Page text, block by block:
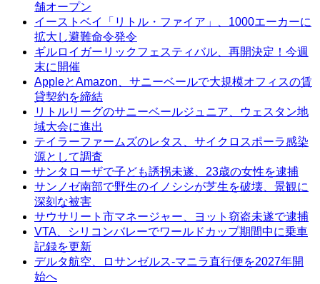
舗オープン
イーストベイ「リトル・ファイア」、1000エーカーに
拡大し避難命令発令
ギルロイガーリックフェスティバル、再開決定！今週
末に開催
AppleとAmazon、サニーベールで大規模オフィスの賃
貸契約を締結
リトルリーグのサニーベールジュニア、ウェスタン地
域大会に進出
テイラーファームズのレタス、サイクロスポーラ感染
源として調査
サンタローザで子ども誘拐未遂、23歳の女性を逮捕
サンノゼ南部で野生のイノシシが芝生を破壊、景観に
深刻な被害
サウサリート市マネージャー、ヨット窃盗未遂で逮捕
VTA、シリコンバレーでワールドカップ期間中に乗車
記録を更新
デルタ航空、ロサンゼルス-マニラ直行便を2027年開
始へ